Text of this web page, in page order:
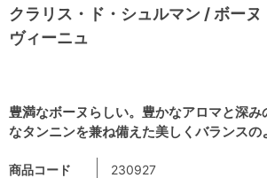
クラリス・ド・シュルマン / ボー
ヴィーニュ
豊満なボーヌらしい。豊かなアロマと深
なタンニンを兼ね備えた美しくバランスの
商品コード 230927